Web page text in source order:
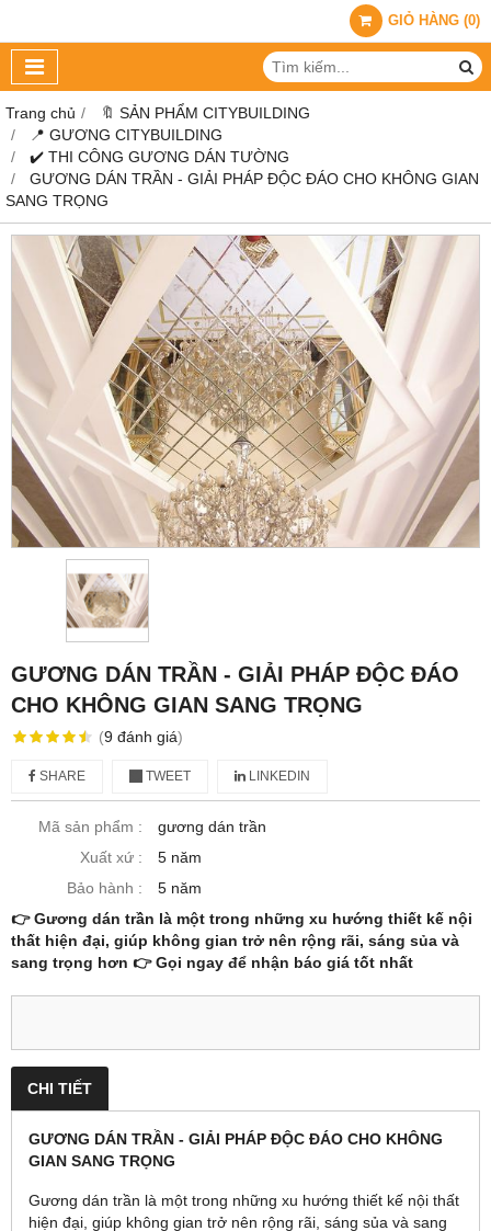
GIỎ HÀNG (0)
Trang chủ
🔖 SẢN PHẨM CITYBUILDING
📍 GƯƠNG CITYBUILDING
✔️ THI CÔNG GƯƠNG DÁN TƯỜNG
GƯƠNG DÁN TRẦN - GIẢI PHÁP ĐỘC ĐÁO CHO KHÔNG GIAN
SANG TRỌNG
GƯƠNG DÁN TRẦN - GIẢI PHÁP ĐỘC ĐÁO
CHO KHÔNG GIAN SANG TRỌNG
(9 đánh giá)
SHARE TWEET LINKEDIN
Mã sản phẩm :
gương dán trần
Xuất xứ :
5 năm
Bảo hành :
5 năm
👉 Gương dán trần là một trong những xu hướng thiết kế nội
thất hiện đại, giúp không gian trở nên rộng rãi, sáng sủa và
sang trọng hơn 👉 Gọi ngay để nhận báo giá tốt nhất
CHI TIẾT
GƯƠNG DÁN TRẦN - GIẢI PHÁP ĐỘC ĐÁO CHO KHÔNG
GIAN SANG TRỌNG
Gương dán trần là một trong những xu hướng thiết kế nội thất
hiện đại, giúp không gian trở nên rộng rãi, sáng sủa và sang